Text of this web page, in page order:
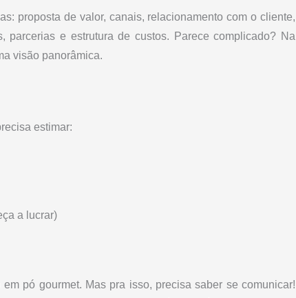
proposta de valor, canais, relacionamento com o cliente,
parcerias e estrutura de custos. Parece complicado? Na
visão panorâmica.
estimar:
a lucrar)
pó gourmet. Mas pra isso, precisa saber se comunicar!